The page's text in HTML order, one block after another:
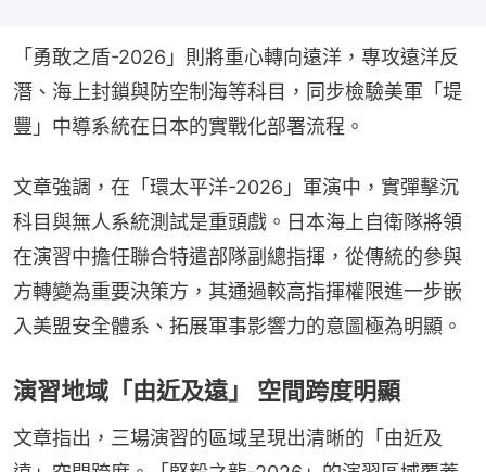
「勇敢之盾-2026」則將重心轉向遠洋，專攻遠洋反
潛、海上封鎖與防空制海等科目，同步檢驗美軍「堤
豐」中導系統在日本的實戰化部署流程。
文章強調，在「環太平洋-2026」軍演中，實彈擊沉
科目與無人系統測試是重頭戲。日本海上自衛隊將領
在演習中擔任聯合特遣部隊副總指揮，從傳統的參與
方轉變為重要決策方，其通過較高指揮權限進一步嵌
入美盟安全體系、拓展軍事影響力的意圖極為明顯。
演習地域「由近及遠」 空間跨度明顯
文章指出，三場演習的區域呈現出清晰的「由近及